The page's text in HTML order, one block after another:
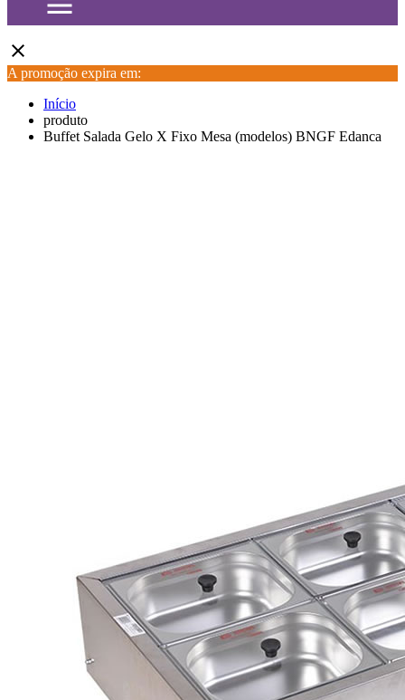
close
A promoção expira em:
Início
produto
Buffet Salada Gelo X Fixo Mesa (modelos) BNGF Edanca